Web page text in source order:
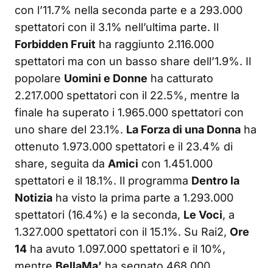
con l’11.7% nella seconda parte e a 293.000
spettatori con il 3.1% nell’ultima parte. Il
Forbidden Fruit ha raggiunto 2.116.000
spettatori ma con un basso share dell’1.9%. Il
popolare Uomini e Donne ha catturato
2.217.000 spettatori con il 22.5%, mentre la
finale ha superato i 1.965.000 spettatori con
uno share del 23.1%. La Forza di una Donna ha
ottenuto 1.973.000 spettatori e il 23.4% di
share, seguita da Amici con 1.451.000
spettatori e il 18.1%. Il programma Dentro la
Notizia ha visto la prima parte a 1.293.000
spettatori (16.4%) e la seconda, Le Voci, a
1.327.000 spettatori con il 15.1%. Su Rai2, Ore
14 ha avuto 1.097.000 spettatori e il 10%,